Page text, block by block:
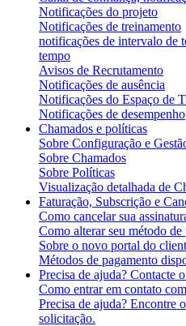
Notificações do projeto
Notificações de treinamento
notificações de intervalo de
tempo
Avisos de Recrutamento
Notificações de ausência
Notificações do Espaço de
Notificações de desempenho
Chamados e políticas
Sobre Configuração e
Sobre Chamados
Sobre Políticas
Visualização detalhada de
Faturação, Subscrição e
Como cancelar sua
Como alterar seu método
Sobre o novo portal do
Métodos de pagamento
Precisa de ajuda? Contacte
Como entrar em contato
Precisa de ajuda? Encontre
solicitação.